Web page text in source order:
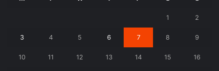
1 2
3 4 5 6 7 8 9
10 11 12 13 14 15 16